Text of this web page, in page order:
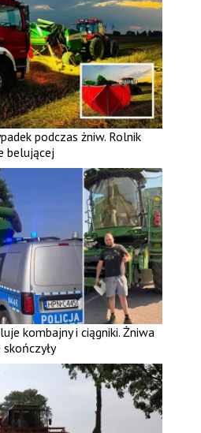
podczas żniw. Rolnik
belującej
kombajny i ciągniki. Żniwa